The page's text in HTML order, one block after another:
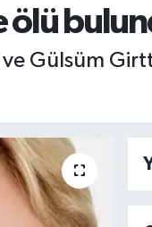
ölü
ve Gülsüm